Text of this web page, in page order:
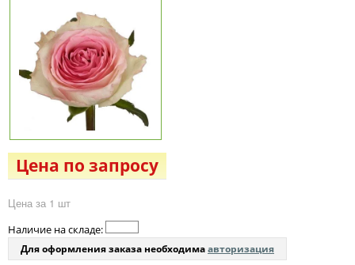
Цена по запросу
Цена за 1 шт
Наличие на складе:
Для оформления заказа необходимаавторизация